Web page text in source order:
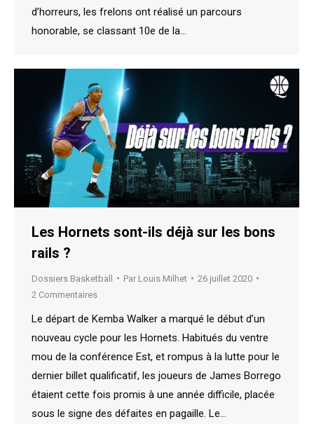
d’horreurs, les frelons ont réalisé un parcours
honorable, se classant 10e de la…
Les Hornets sont-ils déjà sur les bons
rails ?
Dossiers Basketball Par Louis Milhet
26 juillet 2020
2 Commentaires
Le départ de Kemba Walker a marqué le début d’un
nouveau cycle pour les Hornets. Habitués du ventre
mou de la conférence Est, et rompus à la lutte pour le
dernier billet qualificatif, les joueurs de James Borrego
étaient cette fois promis à une année difficile, placée
sous le signe des défaites en pagaille. Le…